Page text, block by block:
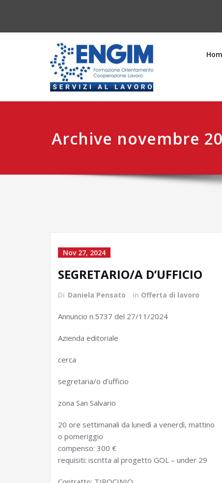
Archive novembre
articoli
Nov 27, 2024
SEGRETARIO/A D’UFFICIO
Di Daniela Pensato in Offerta di lavoro
Annuncio n.5737 del 27/11/2024
Azienda editoriale
cerca
segretaria/o d’ufficio
zona San Salvario
20 ore settimanali da lunedì a venerdì, mattino
o pomeriggio
compenso: 300 €
requisiti: iscritta al progetto GOL – under 29